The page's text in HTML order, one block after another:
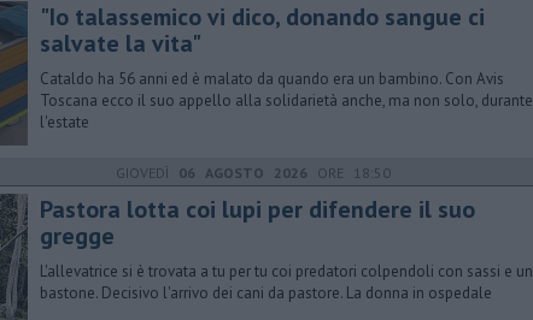
"Io talassemico vi dico, donando sangue ci
salvate la vita"
Cataldo ha 56 anni ed è malato da quando era un bambino. Con Avis
Toscana ecco il suo appello alla solidarietà anche, ma non solo, durante
l'estate
GIOVEDÌ 06 AGOSTO 2026 ORE 18:50
Pastora lotta coi lupi per difendere il suo
gregge
L'allevatrice si è trovata a tu per tu coi predatori colpendoli con sassi e un
bastone. Decisivo l'arrivo dei cani da pastore. La donna in ospedale